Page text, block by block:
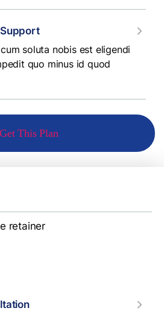
soluta nobis est eligendi
quo minus id quod
Get This Plan
retainer